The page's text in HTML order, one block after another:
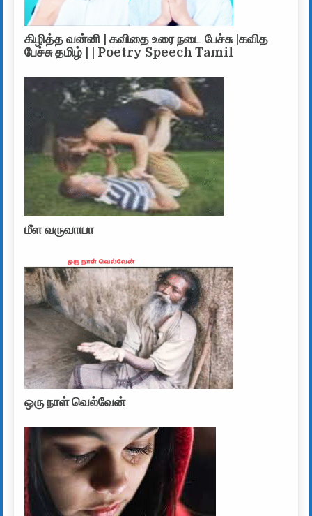
கிழித்த வன்னி | கவிதை உரை நடை பேச்சு |கவித
பேச்சு தமிழ் | | Poetry Speech Tamil
மீள வருவாயா
ஒரு நாள் வெல்வேன்